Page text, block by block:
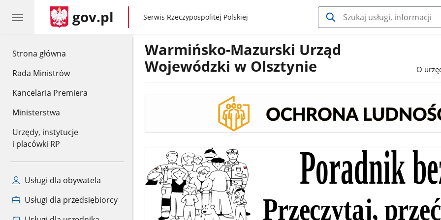
Strona główna
Rada Ministrów
Kancelaria Premiera
Ministerstwa
Urzędy, instytucje
i placówki RP
Usługi dla obywatela
Usługi dla przedsiębiorcy
gov.pl gov.pl
Serwis Rzeczypospolitej Polskiej
Warmińsko-Mazurski Urząd
Wojewódzki w Olsztynie
O
Poradnik
Bezpieczeństwa